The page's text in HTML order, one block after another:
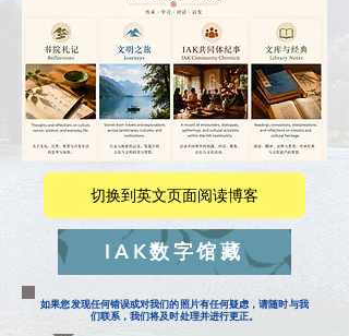
切换到英文页面阅读博客
IAK数字馆藏
如果您发现任何错误或对我们的照片有任何疑虑，请随时与我
们联系，我们将及时处理并进行更正。